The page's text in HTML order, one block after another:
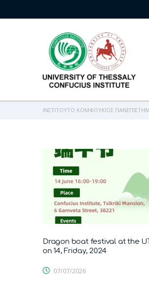
ΙΝΣΤΙΤΟΎΤΟ ΚΟΜΦΟΎΚΙΟΣ
Dragon boat festival at the
on 14, Friday, 2024
07/07/2026